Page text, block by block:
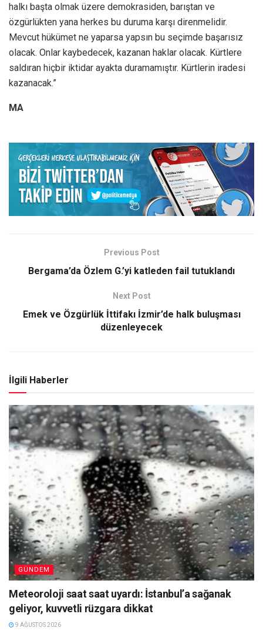
halkı başta olmak üzere demokrasiden, barıştan ve
özgürlükten yana herkes bu duruma karşı direnmelidir.
Mevcut hükümet ne yaparsa yapsın bu seçimde başarısız
olacak. Onlar kaybedecek, kazanan haklar olacak. Kürtlere
saldıran hiçbir iktidar ayakta duramamıştır. Kürtlerin iradesi
kazanacak.”
MA
Previous Post
Bergama’da Özlem G.’yi katleden fail tutuklandı
Next Post
Emek ve Özgürlük İttifakı İzmir’de halk buluşması
düzenleyecek
İlgili Haberler
GÜNDEM
Meteoroloji saat saat uyardı: İstanbul’a sağanak
geliyor, kuvvetli rüzgara dikkat
9 AĞUSTOS 2026